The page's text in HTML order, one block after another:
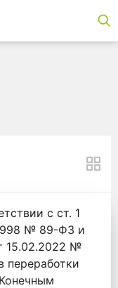
с ст. 1
№ 89-ФЗ и
15.02.2022 №
переработки